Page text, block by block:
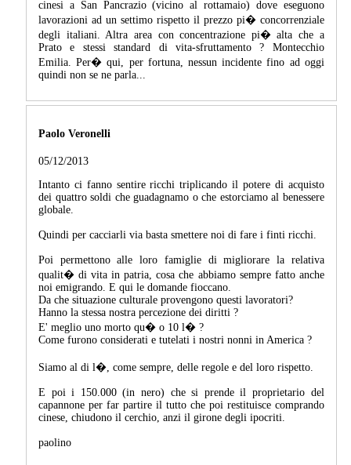
cinesi a San Pancrazio (vicino al rottamaio) dove eseguono
lavorazioni ad un settimo rispetto il prezzo pi� concorrenziale
degli italiani. Altra area con concentrazione pi� alta che a
Prato e stessi standard di vita-sfruttamento ? Montecchio
Emilia. Per� qui, per fortuna, nessun incidente fino ad oggi
quindi non se ne parla...
Paolo Veronelli
05/12/2013
Intanto ci fanno sentire ricchi triplicando il potere di acquisto
dei quattro soldi che guadagnamo o che estorciamo al benessere
globale.
Quindi per cacciarli via basta smettere noi di fare i finti ricchi.
Poi permettono alle loro famiglie di migliorare la relativa
qualit� di vita in patria, cosa che abbiamo sempre fatto anche
noi emigrando. E qui le domande fioccano.
Da che situazione culturale provengono questi lavoratori?
Hanno la stessa nostra percezione dei diritti ?
E' meglio uno morto qu� o 10 l� ?
Come furono considerati e tutelati i nostri nonni in America ?
Siamo al di l�, come sempre, delle regole e del loro rispetto.
E poi i 150.000 (in nero) che si prende il proprietario del
capannone per far partire il tutto che poi restituisce comprando
cinese, chiudono il cerchio, anzi il girone degli ipocriti.
paolino